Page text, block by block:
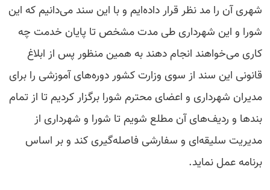
شهری آن را مد نظر قرار داده‌ایم و با این سند می‌دانیم که این
شورا و این شهرداری طی مدت مشخص تا پایان خدمت چه
کاری می‌خواهند انجام دهند به همین منظور پس از ابلاغ
قانونی این سند از سوی وزارت کشور دوره‌های آموزشی را برای
مدیران شهرداری و اعضای محترم شورا برگزار کردیم تا از تمام
بند‌ها و ردیف‌های آن مطلع شویم تا شورا و شهرداری از
مدیریت سلیقه‌ای و سفارشی فاصله‌گیری کند و بر اساس
برنامه عمل نماید.